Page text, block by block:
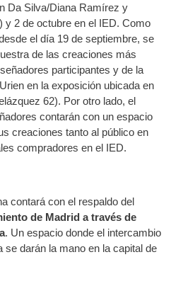
Da Silva/Diana Ramírez y
y 2 de octubre en el IED. Como
el día 19 de septiembre, se
de las creaciones más
participantes y de la
en la exposición ubicada en
62). Por otro lado, el
contarán con un espacio
creaciones tanto al público en
compradores en el IED.
contará con el respaldo del
de Madrid a través de
. Un espacio donde el intercambio
se darán la mano en la capital de